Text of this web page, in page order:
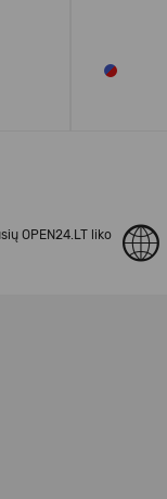
OPEN24.LT liko